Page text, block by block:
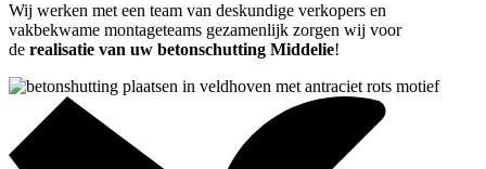
Wij werken met een team van deskundige verkopers en
vakbekwame montageteams gezamenlijk zorgen wij voor
de realisatie van uw betonschutting Middelie!